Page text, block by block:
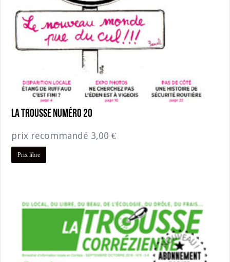
La Trousse Numéro 20
prix recommandé 3,00€
Prix libre